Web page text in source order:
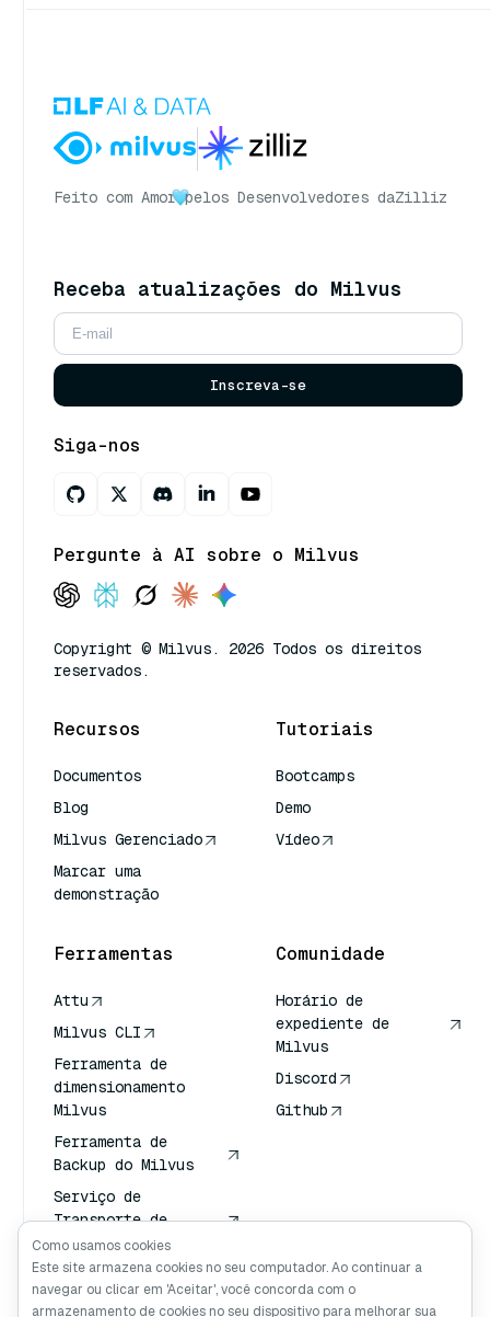
Feito com Amor pelos Desenvolvedores daZilliz
Receba atualizações do Milvus
Inscreva-se
Siga-nos
Pergunte à AI sobre o Milvus
Copyright © Milvus. 2026 Todos os direitos
reservados.
Recursos
Documentos
Blog
Milvus Gerenciado
Marcar uma
demonstração
Tutoriais
Bootcamps
Demo
Vídeo
Ferramentas
Attu
Milvus CLI
Ferramenta de
dimensionamento
Milvus
Ferramenta de
Backup do Milvus
Serviço de
Transporte de
Vetores (VTS)
Pesquisador
profundo
Comunidade
Horário de
expediente de
Milvus
Discord
Github
Como usamos cookies
Este site armazena cookies no seu computador. Ao continuar a
navegar ou clicar em 'Aceitar', você concorda com o
armazenamento de cookies no seu dispositivo para melhorar sua